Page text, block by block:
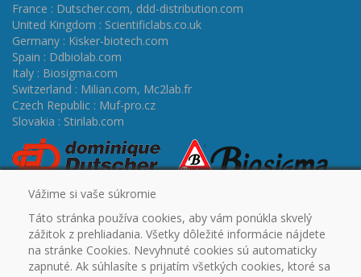
France : Dutscher.com, ddd-distribution.com
United Kingdom : Scientificlabs.co.uk
Germany : Kisker-biotech.com
Spain : Ddbiolab.com
Italy : Biosigma.com
Switzerland : Milian.com, Mc2lab.fr
Czech Republic : Muf-pro.cz
Slovakia : Stirilab.com
ÚVOD CERTIFIKÁTY PROMO OUTLET NA
Vážime si vaše súkromie
Táto stránka používa cookies, aby vám ponúkla skvelý
zážitok z prehliadania. Všetky dôležité informácie nájdete
na stránke Cookies. Nevyhnuté cookies sú automaticky
zapnuté. Ak súhlasíte s prijatím všetkých cookies, ktoré sa